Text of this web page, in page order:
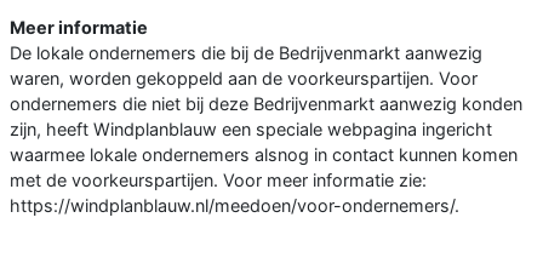
Meer informatie
De lokale ondernemers die bij de Bedrijvenmarkt aanwezig
waren, worden gekoppeld aan de voorkeurspartijen. Voor
ondernemers die niet bij deze Bedrijvenmarkt aanwezig konden
zijn, heeft Windplanblauw een speciale webpagina ingericht
waarmee lokale ondernemers alsnog in contact kunnen komen
met de voorkeurspartijen. Voor meer informatie zie:
https://windplanblauw.nl/meedoen/voor-ondernemers/.